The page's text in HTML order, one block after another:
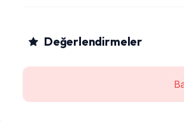
Değerlendirmeler